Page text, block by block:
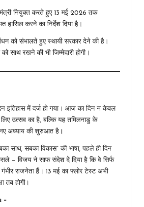
नियुक्त करते हुए 13 मई 2026 तक
हासिल करने का निर्देश दिया है।
को संभालते हुए स्थायी सरकार देने की है।
साथ रखने की भी जिम्मेदारी होगी।
इतिहास में दर्ज हो गया। आज का दिन न केवल
उत्सव का है, बल्कि यह तमिलनाडु के
अध्याय की शुरुआत है।
साथ, सबका विकास” की भाषा, पहले ही दिन
— विजय ने साफ संदेश दे दिया है कि वे सिर्फ
राजनेता हैं। 13 मई का फ्लोर टेस्ट अभी
तब होगी।
–